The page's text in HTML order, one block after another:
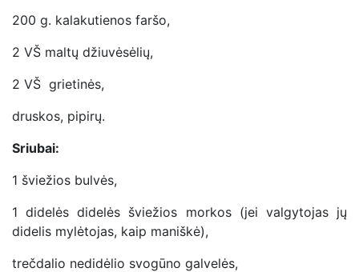
200 g. kalakutienos faršo,
2 VŠ maltų džiuvėsėlių,
2 VŠ grietinės,
druskos, pipirų.
Sriubai:
1 šviežios bulvės,
1 didelės didelės šviežios morkos (jei valgytojas jų
didelis mylėtojas, kaip maniškė),
trečdalio nedidėlio svogūno galvelės,